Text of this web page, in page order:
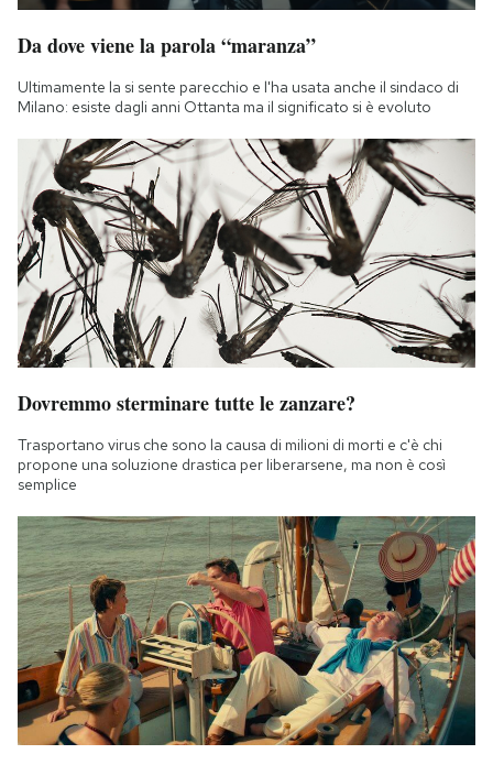
Da dove viene la parola “maranza”
Ultimamente la si sente parecchio e l'ha usata anche il sindaco di
Milano: esiste dagli anni Ottanta ma il significato si è evoluto
Dovremmo sterminare tutte le zanzare?
Trasportano virus che sono la causa di milioni di morti e c'è chi
propone una soluzione drastica per liberarsene, ma non è così
semplice